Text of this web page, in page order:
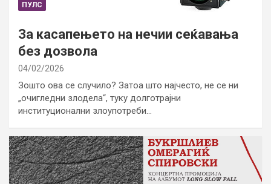
ПУЛС
За касапењето на нечии сеќавања
без дозвола
04/02/2026
Зошто ова се случило? Затоа што најчесто, не се ни
„очигледни злодела“, туку долготрајни
институционални злоупотреби…